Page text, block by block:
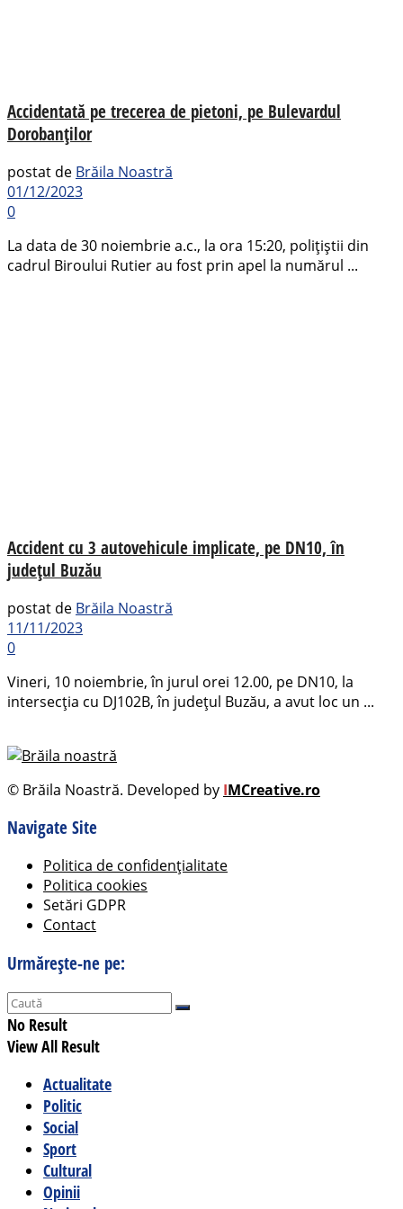
Accidentată pe trecerea de pietoni, pe Bulevardul
Dorobanților
postat de Brăila Noastră
01/12/2023
0
La data de 30 noiembrie a.c., la ora 15:20, polițiștii din
cadrul Biroului Rutier au fost prin apel la numărul ...
Accident cu 3 autovehicule implicate, pe DN10, în
județul Buzău
postat de Brăila Noastră
11/11/2023
0
Vineri, 10 noiembrie, în jurul orei 12.00, pe DN10, la
intersecția cu DJ102B, în județul Buzău, a avut loc un ...
© Brăila Noastră. Developed by IMCreative.ro
Navigate Site
Politica de confidențialitate
Politica cookies
Setări GDPR
Contact
Urmărește-ne pe:
No Result
View All Result
Actualitate
Politic
Social
Sport
Cultural
Opinii